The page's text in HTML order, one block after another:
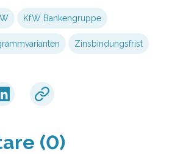
KfW Bankengruppe
Zinsbindungsfrist
(0)